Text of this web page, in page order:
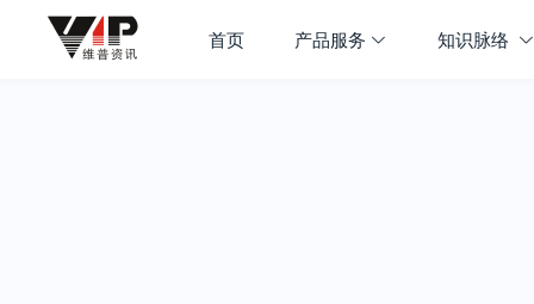
首页 产品服务 知识脉络